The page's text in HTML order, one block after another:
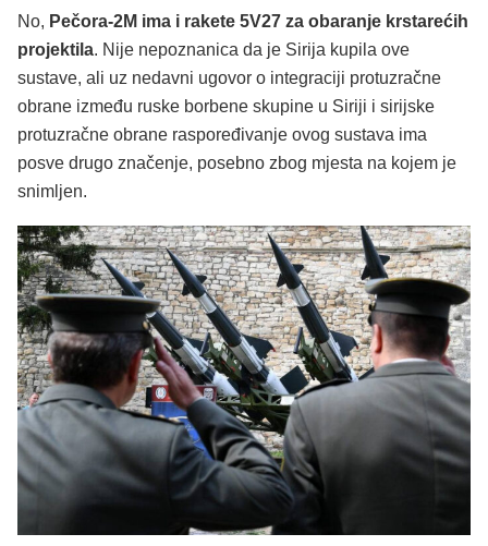
No, Pečora-2M ima i rakete 5V27 za obaranje krstarećih
projektila. Nije nepoznanica da je Sirija kupila ove
sustave, ali uz nedavni ugovor o integraciji protuzračne
obrane između ruske borbene skupine u Siriji i sirijske
protuzračne obrane raspoređivanje ovog sustava ima
posve drugo značenje, posebno zbog mjesta na kojem je
snimljen.